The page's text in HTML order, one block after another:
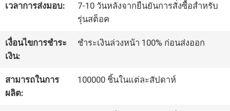
ติดต่อ
เรา
ข่าว
เวลาการส่งมอบ:
7-10 วันหลังจากยืนยันการสั่งซื้อสำหรับ
รุ่นสต็อค
เงื่อนไขการชำระ
เงิน:
ชำระเงินล่วงหน้า 100% ก่อนส่งออก
สามารถในการ
ผลิต:
100000 ชิ้นในแต่ละสัปดาห์